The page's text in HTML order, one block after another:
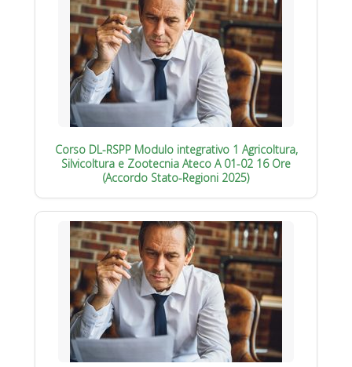
Corso DL-RSPP Modulo integrativo 1 Agricoltura,
Silvicoltura e Zootecnia Ateco A 01-02 16 Ore
(Accordo Stato-Regioni 2025)